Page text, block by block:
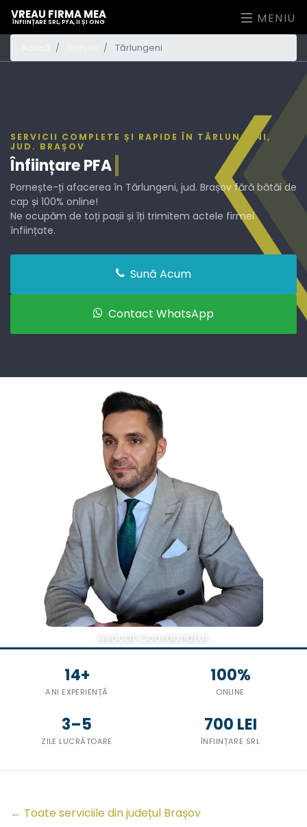
VREAU FIRMA MEA
ÎNFIINȚARE SRL, PFA, II ȘI ONG MENIU
Tărlungeni
SERVICII COMPLETE ȘI RAPIDE ÎN TĂRLUNGENI,
JUD. BRAȘOV
ÎnființarePFA
Pornește-ți afacerea în Tărlungeni, jud. Brașov fără bătăi de
cap și 100% online!
Ne ocupăm de toți pașii și îți trimitem actele firmei
înființate.
Sună Acum
Contact WhatsApp
Avocat Coordonator
14+
ANI EXPERIENȚĂ
100%
ONLINE
3–5
ZILE LUCRĂTOARE
700 LEI
ÎNFIINȚARE SRL
← Toate serviciile din județul Brașov